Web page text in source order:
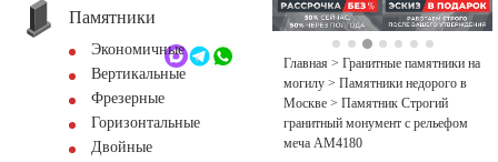
+7 (495) 518-44-23
Обратный звонок
Памятники
Экономичные
Вертикальные
Фрезерные
Горизонтальные
Двойные
Главная > Гранитные памятники на
могилу > Памятники недорого в
Москве > Памятник Строгий
гранитный монумент с рельефом
меча AM4180